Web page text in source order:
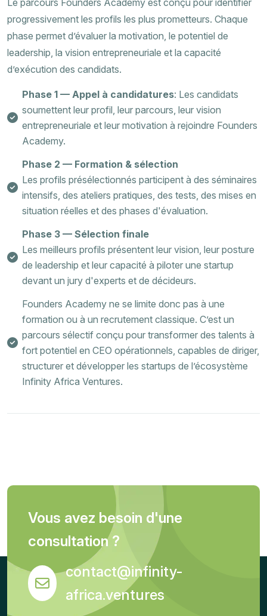
progressivement les profils les plus prometteurs. Chaque
phase permet d’évaluer la motivation, le potentiel de
leadership, la vision entrepreneuriale et la capacité
d’exécution des candidats.
Phase 1 — Appel à candidatures: Les candidats
soumettent leur profil, leur parcours, leur vision
entrepreneuriale et leur motivation à rejoindre Founders
Academy.
Phase 2 — Formation & sélection
Les profils présélectionnés participent à des séminaires
intensifs, des ateliers pratiques, des tests, des mises en
situation réelles et des phases d'évaluation.
Phase 3 — Sélection finale
Les meilleurs profils présentent leur vision, leur posture
de leadership et leur capacité à piloter une startup
devant un jury d'experts et de décideurs.
Founders Academy ne se limite donc pas à une
formation ou à un recrutement classique. C’est un
parcours sélectif conçu pour transformer des talents à
fort potentiel en CEO opérationnels, capables de diriger,
structurer et développer les startups de l’écosystème
Infinity Africa Ventures.
Vous avez besoin d'une
consultation ?
contact@infinity-
africa.ventures